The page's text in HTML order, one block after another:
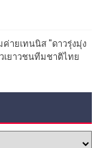
ายเทนนิส "ดาวรุ่งมุ่ง
เยาวชนทีมชาติไทย